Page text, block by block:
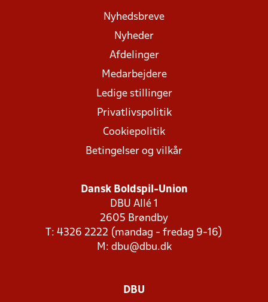
Nyhedsbreve
Nyheder
Afdelinger
Medarbejdere
Ledige stillinger
Privatlivspolitik
Cookiepolitik
Betingelser og vilkår
Dansk Boldspil-Union
DBU Allé 1
2605 Brøndby
T: 4326 2222 (mandag - fredag 9-16)
M: dbu@dbu.dk
DBU